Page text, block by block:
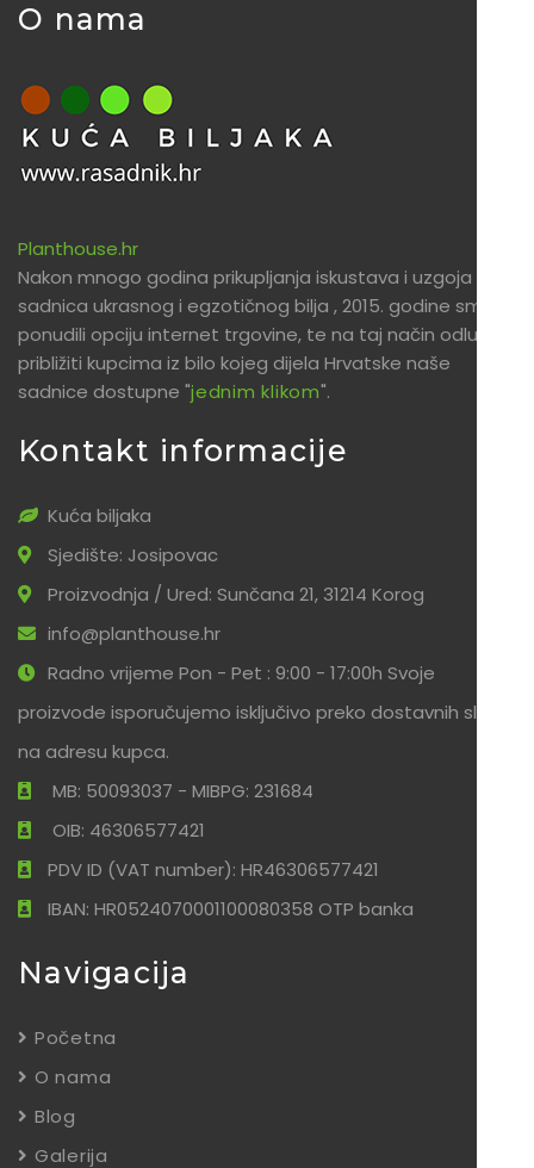
O nama
Planthouse.hr
Nakon mnogo godina prikupljanja iskustava i uzgoja
sadnica ukrasnog i egzotičnog bilja , 2015. godine smo
ponudili opciju internet trgovine, te na taj način odlučili
približiti kupcima iz bilo kojeg dijela Hrvatske naše
sadnice dostupne "jednim klikom".
Kontakt informacije
Kuća biljaka
Sjedište: Josipovac
Proizvodnja / Ured: Sunčana 21, 31214 Korog
info@planthouse.hr
Radno vrijeme Pon - Pet : 9:00 - 17:00h Svoje
proizvode isporučujemo isključivo preko dostavnih službi
na adresu kupca.
MB: 50093037 - MIBPG: 231684
OIB: 46306577421
PDV ID (VAT number): HR46306577421
IBAN: HR0524070001100080358 OTP banka
Navigacija
Početna
O nama
Blog
Galerija